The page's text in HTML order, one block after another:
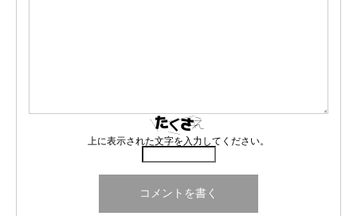
上に表示された文字を入力してください。